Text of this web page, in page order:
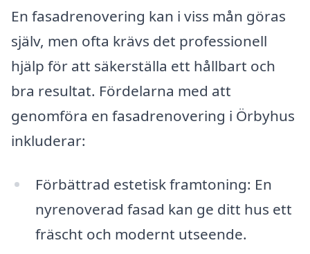
En fasadrenovering kan i viss mån göras
själv, men ofta krävs det professionell
hjälp för att säkerställa ett hållbart och
bra resultat. Fördelarna med att
genomföra en fasadrenovering i Örbyhus
inkluderar:
Förbättrad estetisk framtoning: En
nyrenoverad fasad kan ge ditt hus ett
fräscht och modernt utseende.